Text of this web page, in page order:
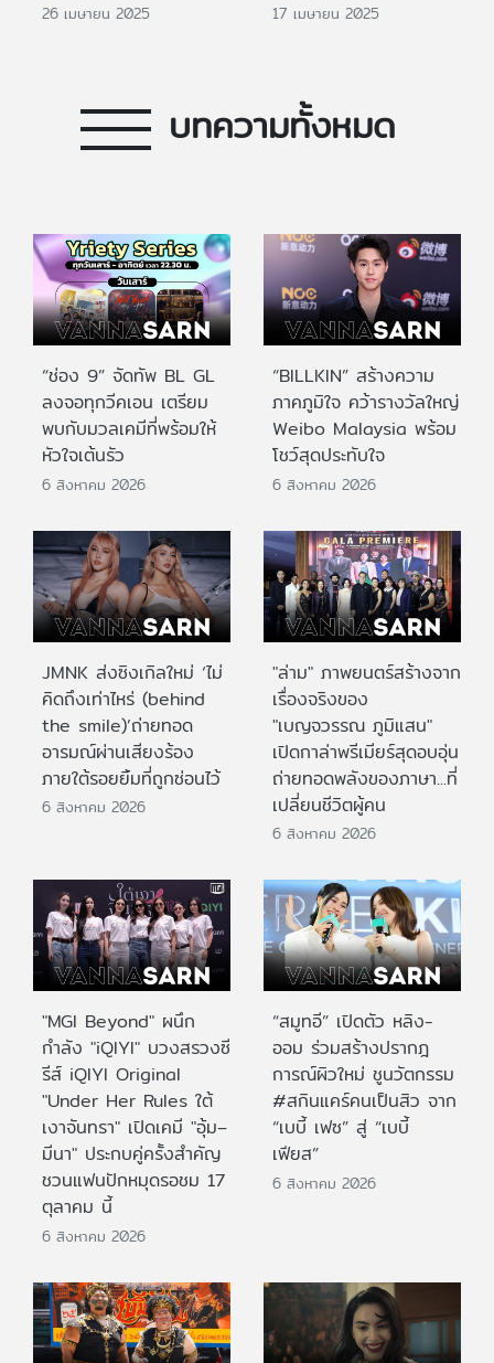
26 เมษายน 2025 17 เมษายน 2025
บทความทั้งหมด
“ช่อง 9” จัดทัพ BL GL
ลงจอทุกวีคเอน เตรียม
พบกับมวลเคมีที่พร้อมให้
หัวใจเต้นรัว
6 สิงหาคม 2026
“BILLKIN” สร้างความ
ภาคภูมิใจ คว้ารางวัลใหญ่
Weibo Malaysia พร้อม
โชว์สุดประทับใจ
6 สิงหาคม 2026
JMNK ส่งซิงเกิลใหม่ ‘ไม่
คิดถึงเท่าไหร่ (behind
the smile)’ถ่ายทอด
อารมณ์ผ่านเสียงร้อง
ภายใต้รอยยิ้มที่ถูกซ่อนไว้
6 สิงหาคม 2026
"ล่าม" ภาพยนตร์สร้างจาก
เรื่องจริงของ
"เบญจวรรณ ภูมิแสน"
เปิดกาล่าพรีเมียร์สุดอบอุ่น
ถ่ายทอดพลังของภาษา...ที่
เปลี่ยนชีวิตผู้คน
6 สิงหาคม 2026
"MGI Beyond" ผนึก
กำลัง "iQIYI" บวงสรวงซี
รีส์ iQIYI Original
"Under Her Rules ใต้
เงาจันทรา" เปิดเคมี "อุ้ม–
มีนา" ประกบคู่ครั้งสำคัญ
ชวนแฟนปักหมุดรอชม 17
ตุลาคม นี้
6 สิงหาคม 2026
“สมูทอี” เปิดตัว หลิง-
ออม ร่วมสร้างปรากฎ
การณ์ผิวใหม่ ชูนวัตกรรม
#สกินแคร์คนเป็นสิว จาก
“เบบี้ เฟซ” สู่ “เบบี้
เฟียส”
6 สิงหาคม 2026